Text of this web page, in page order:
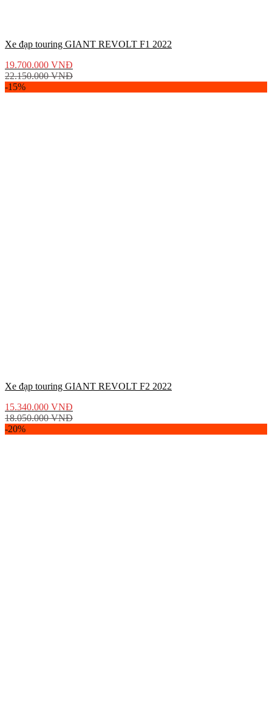
Xe đạp touring GIANT REVOLT F1 2022
19.700.000 VNĐ
22.150.000VNĐ
-15%
Xe đạp touring GIANT REVOLT F2 2022
15.340.000 VNĐ
18.050.000VNĐ
-20%